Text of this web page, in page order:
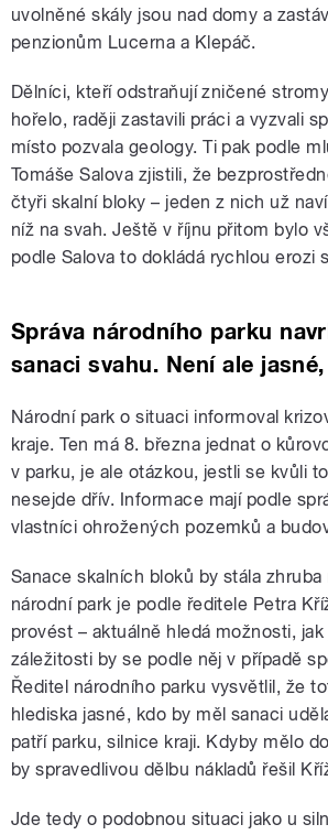
uvolněné skály jsou nad domy a
penzionům Lucerna a Klepáč.
Dělníci, kteří odstraňují zničené
hořelo, raději zastavili práci a vyzvali
místo pozvala geology. Ti pak podle
Tomáše Salova zjistili, že
čtyři skalní bloky – jeden z nich už
níž na svah. Ještě v říjnu přitom bylo
podle Salova to dokládá rychlou erozi
Správa národního parku
sanaci svahu. Není ale
Národní park o situaci informoval
kraje. Ten má 8. března jednat o
v parku, je ale otázkou, jestli se kvůli
nesejde dřív. Informace mají podle
vlastníci ohrožených pozemků a
Sanace skalních bloků by stála zhruba
národní park je podle ředitele Petra
provést – aktuálně hledá možnosti,
záležitosti by se podle něj v případě
Ředitel národního parku vysvětlil, že
hlediska jasné, kdo by měl sanaci
patří parku, silnice kraji. Kdyby mělo
by spravedlivou dělbu nákladů řešil
Jde tedy o podobnou situaci jako u